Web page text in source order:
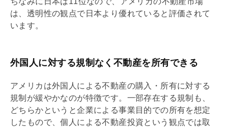
は、透明性の観点で日本より優れていると評価されて
います。
外国人に対する規制なく不動産を所有できる
アメリカは外国人による不動産の購入・所有に対する
規制が緩やかなのが特徴です。一部存在する規制も、
どちらかというと企業による事業目的での所有を想定
したもので、個人による不動産投資という観点では取